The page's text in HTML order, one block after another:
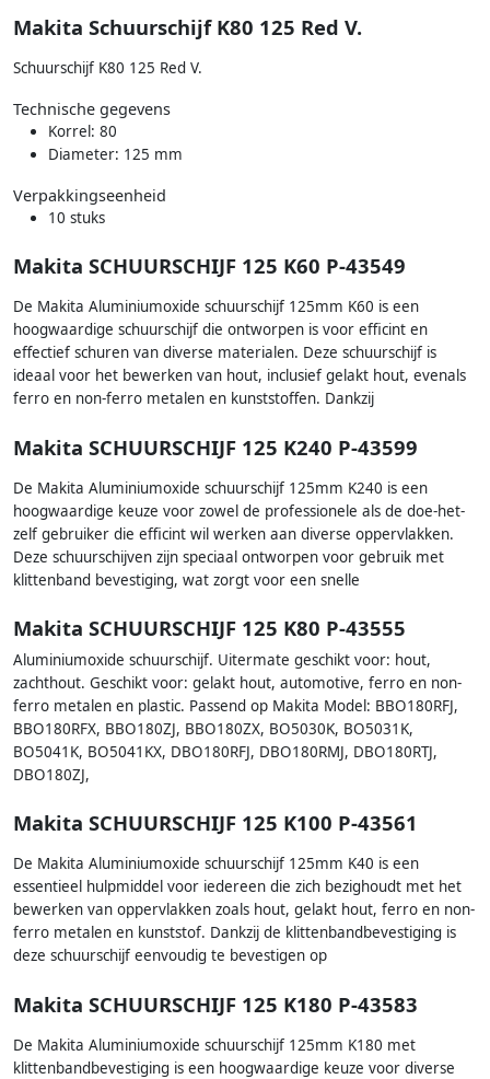
Makita Schuurschijf K80 125 Red V.
Schuurschijf K80 125 Red V.
Technische gegevens
Korrel: 80
Diameter: 125 mm
Verpakkingseenheid
10 stuks
Makita SCHUURSCHIJF 125 K60 P-43549
De Makita Aluminiumoxide schuurschijf 125mm K60 is een
hoogwaardige schuurschijf die ontworpen is voor efficint en
effectief schuren van diverse materialen. Deze schuurschijf is
ideaal voor het bewerken van hout, inclusief gelakt hout, evenals
ferro en non-ferro metalen en kunststoffen. Dankzij
Makita SCHUURSCHIJF 125 K240 P-43599
De Makita Aluminiumoxide schuurschijf 125mm K240 is een
hoogwaardige keuze voor zowel de professionele als de doe-het-
zelf gebruiker die efficint wil werken aan diverse oppervlakken.
Deze schuurschijven zijn speciaal ontworpen voor gebruik met
klittenband bevestiging, wat zorgt voor een snelle
Makita SCHUURSCHIJF 125 K80 P-43555
Aluminiumoxide schuurschijf. Uitermate geschikt voor: hout,
zachthout. Geschikt voor: gelakt hout, automotive, ferro en non-
ferro metalen en plastic. Passend op Makita Model: BBO180RFJ,
BBO180RFX, BBO180ZJ, BBO180ZX, BO5030K, BO5031K,
BO5041K, BO5041KX, DBO180RFJ, DBO180RMJ, DBO180RTJ,
DBO180ZJ,
Makita SCHUURSCHIJF 125 K100 P-43561
De Makita Aluminiumoxide schuurschijf 125mm K40 is een
essentieel hulpmiddel voor iedereen die zich bezighoudt met het
bewerken van oppervlakken zoals hout, gelakt hout, ferro en non-
ferro metalen en kunststof. Dankzij de klittenbandbevestiging is
deze schuurschijf eenvoudig te bevestigen op
Makita SCHUURSCHIJF 125 K180 P-43583
De Makita Aluminiumoxide schuurschijf 125mm K180 met
klittenbandbevestiging is een hoogwaardige keuze voor diverse